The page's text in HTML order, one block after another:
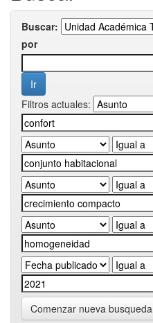
Buscar:
por
Filtros actuales:
Comenzar nueva busqueda